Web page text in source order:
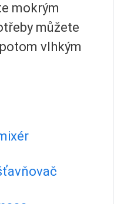
mokrým
můžete
vlhkým